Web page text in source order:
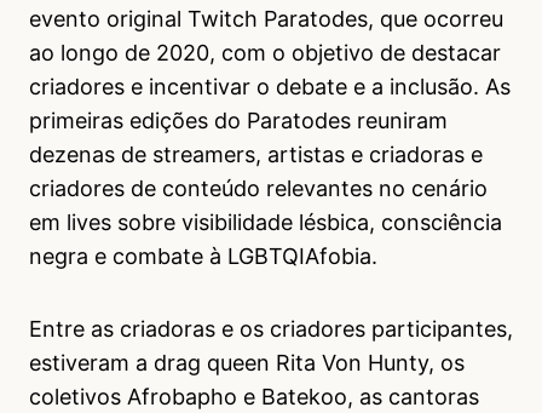
evento original Twitch Paratodes, que ocorreu
ao longo de 2020, com o objetivo de destacar
criadores e incentivar o debate e a inclusão. As
primeiras edições do Paratodes reuniram
dezenas de streamers, artistas e criadoras e
criadores de conteúdo relevantes no cenário
em lives sobre visibilidade lésbica, consciência
negra e combate à LGBTQIAfobia.
Entre as criadoras e os criadores participantes,
estiveram a drag queen Rita Von Hunty, os
coletivos Afrobapho e Batekoo, as cantoras